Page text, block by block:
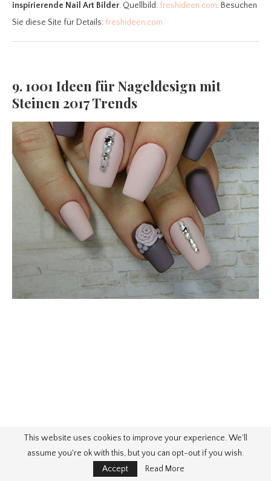
inspirierende Nail Art Bilder. Quellbild: freshideen.com. Besuchen
Sie diese Site für Details: freshideen.com
9. 1001 Ideen für Nageldesign mit
Steinen 2017 Trends
This website uses cookies to improve your experience. We'll
assume you're ok with this, but you can opt-out if you wish.
Accept
Read More